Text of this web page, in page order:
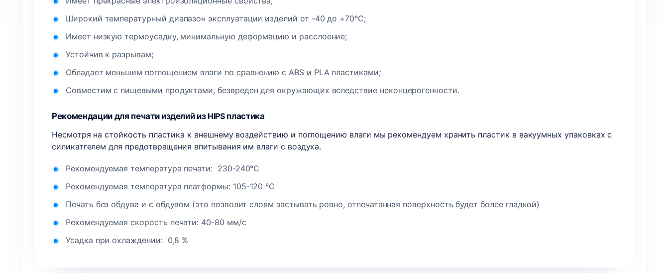
Широкий температурный диапазон эксплуатации изделий от -40 до +70°С;
Имеет низкую термоусадку, минимальную деформацию и расслоение;
Устойчив к разрывам;
Обладает меньшим поглощением влаги по сравнению с ABS и PLA пластиками;
Совместим с пищевыми продуктами, безвреден для окружающих вследствие неконцерогенности.
Рекомендации для печати изделий из HIPSпластика
Несмотря на стойкость пластика к внешнему воздействию и поглощению влаги мы рекомендуем хранить пластик в вакуумных упаковках с
силикатгелем для предотвращения впитывания им влаги с воздуха.
Рекомендуемая температура печати: 230-240°C
Рекомендуемая температура платформы: 105-120 °C
Печать без обдува и с обдувом (это позволит слоям застывать ровно, отпечатанная поверхность будет более гладкой)
Рекомендуемая скорость печати: 40-80 мм/с
Усадка при охлаждении: 0,8 %